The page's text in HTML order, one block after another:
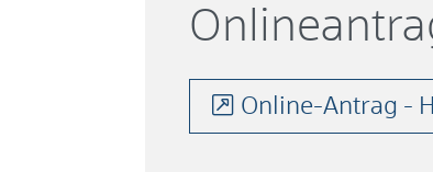
Online-Antrag -